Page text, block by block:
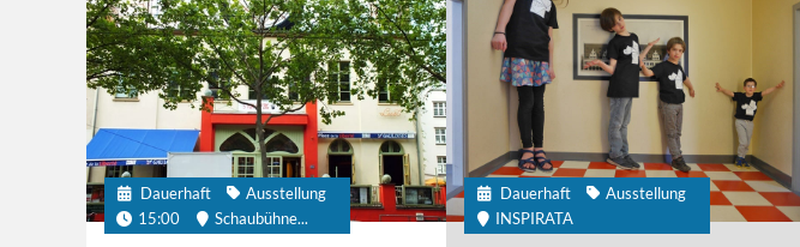
Dauerhaft
Ausstellung
15:00
Schaubühne...
Dauerhaft
Ausstellung
INSPIRATA